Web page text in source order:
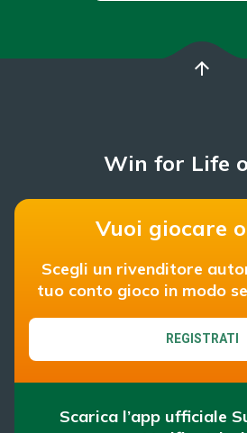
arrow_upward
Win for Life
Vuoi giocare
Scegli un rivenditore
tuo conto gioco in modo
REGISTRATI
Scarica l’app ufficiale